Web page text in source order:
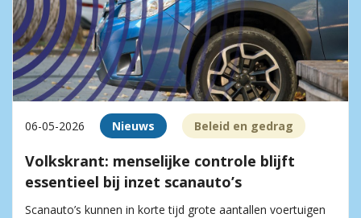
06-05-2026 Nieuws Beleid en gedrag
Volkskrant: menselijke controle blijft
essentieel bij inzet scanauto’s
Scanauto’s kunnen in korte tijd grote aantallen voertuigen